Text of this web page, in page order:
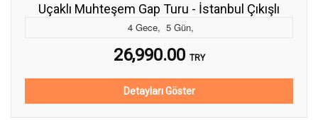
Uçaklı Muhteşem Gap Turu - İstanbul Çıkışlı
4 Gece, 5 Gün,
26,990.00 TRY
Detayları Göster